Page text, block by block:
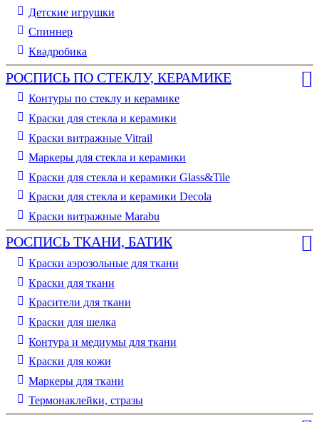
Детские игрушки
Спиннер
Квадробика
РОСПИСЬ ПО СТЕКЛУ, КЕРАМИКЕ
Контуры по стеклу и керамике
Краски для стекла и керамики
Краски витражные Vitrail
Маркеры для стекла и керамики
Краски для стекла и керамики Glass&Tile
Краски для стекла и керамики Decola
Краски витражные Marabu
РОСПИСЬ ТКАНИ, БАТИК
Краски аэрозольные для ткани
Краски для ткани
Красители для ткани
Краски для шелка
Контура и медиумы для ткани
Краски для кожи
Маркеры для ткани
Термонаклейки, стразы